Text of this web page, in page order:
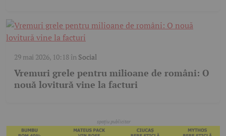
29 mai 2026, 10:18în Social
Vremuri grele pentru milioane de români: O
nouă lovitură vine la facturi